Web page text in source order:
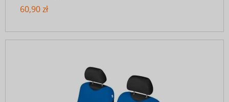
60,90 zł